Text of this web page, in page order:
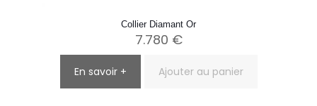
Collier Diamant Or
7.780 €
En savoir + Ajouter au panier